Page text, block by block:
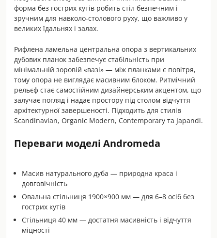
форма без гострих кутів робить стіл безпечним і
зручним для навколо-столового руху, що важливо у
великих їдальнях і залах.
Рифлена ламельна центральна опора з вертикальних
дубових планок забезпечує стабільність при
мінімальній зоровій «вазі» — між планками є повітря,
тому опора не виглядає масивним блоком. Ритмічний
рельєф стає самостійним дизайнерським акцентом, що
залучає погляд і надає простору під столом відчуття
архітектурної завершеності. Підходить для стилів
Scandinavian, Organic Modern, Contemporary та Japandi.
Переваги моделі Andromeda
Масив натурального дуба — природна краса і
довговічність
Овальна стільниця 1900×900 мм — для 6–8 осіб без
гострих кутів
Стільниця 40 мм — достатня масивність і відчуття
міцності